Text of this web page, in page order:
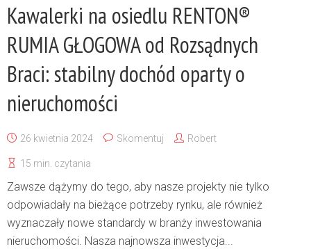
Kawalerki na osiedlu RENTON®
RUMIA GŁOGOWA od Rozsądnych
Braci: stabilny dochód oparty o
nieruchomości
26 kwietnia 2024 Skomentuj Robert
15 min. czytania
Zawsze dążymy do tego, aby nasze projekty nie tylko
odpowiadały na bieżące potrzeby rynku, ale również
wyznaczały nowe standardy w branży inwestowania
nieruchomości. Nasza najnowsza inwestycja...